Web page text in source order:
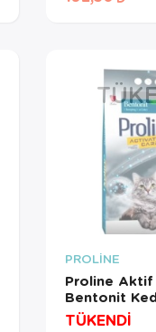
PROLİNE
Proline Aktif
Bentonit
LT
TÜKENDİ